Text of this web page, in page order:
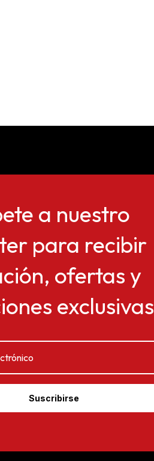
a nuestro
para recibir
ofertas y
Suscribirse